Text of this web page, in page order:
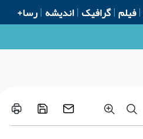
فیلم گرافیک اندیشه رسا+